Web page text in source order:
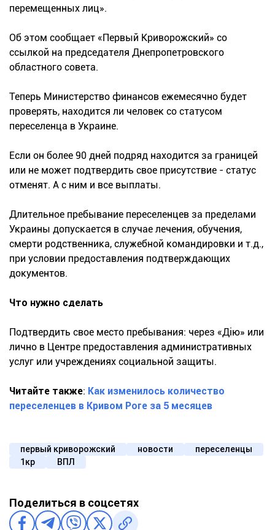
перемещенных лиц».
Об этом сообщает «Первый Криворожский» со
ссылкой на председателя Днепропетровского
областного совета.
Теперь Министерство финансов ежемесячно будет
проверять, находится ли человек со статусом
переселенца в Украине.
Если он более 90 дней подряд находится за границей
или не может подтвердить свое присутствие - статус
отменят. А с ним и все выплаты.
Длительное пребывание переселенцев за пределами
Украины допускается в случае лечения, обучения,
смерти родственника, служебной командировки и т.д.,
при условии предоставления подтверждающих
документов.
Что нужно сделать
Подтвердить свое место пребывания: через «Дію» или
лично в Центре предоставления административных
услуг или учреждениях социальной защиты.
Читайте также: Как изменилось количество
переселенцев в Кривом Роге за 5 месяцев
первый криворожский новости
переселенцы
1кр
ВПЛ
Поделиться в соцсетях